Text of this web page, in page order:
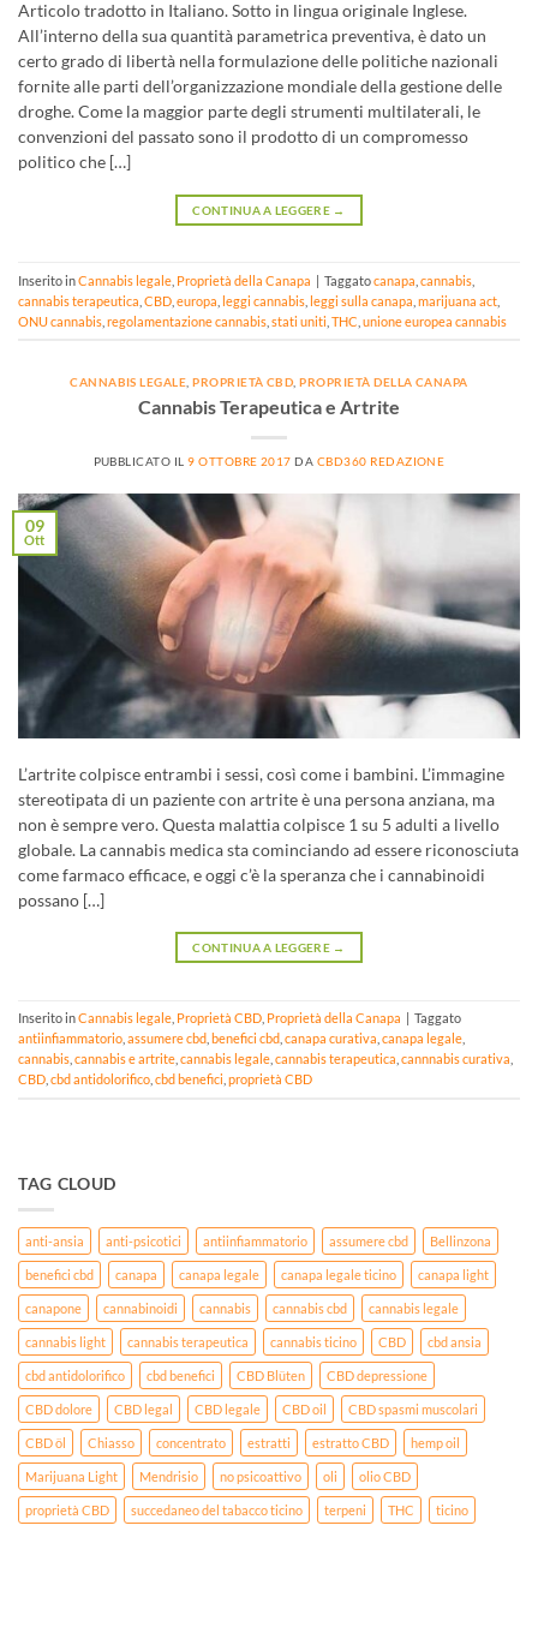
Articolo tradotto in Italiano. Sotto in lingua originale Inglese.
All’interno della sua quantità parametrica preventiva, è dato un
certo grado di libertà nella formulazione delle politiche nazionali
fornite alle parti dell’organizzazione mondiale della gestione delle
droghe. Come la maggior parte degli strumenti multilaterali, le
convenzioni del passato sono il prodotto di un compromesso
politico che […]
CONTINUA A LEGGERE →
Inserito inCannabis legale Proprietà della Canapa | Taggatocanapa cannabis
cannabis terapeutica CBD europa leggi cannabis leggi sulla canapa marijuana act
ONU cannabis regolamentazione cannabis stati uniti THC unione europea cannabis
CANNABIS LEGALE,PROPRIETÀ CBD,PROPRIETÀ DELLA CANAPA
Cannabis Terapeutica e Artrite
PUBBLICATO IL9 OTTOBRE 2017 DA CBD360 REDAZIONE
09
Ott
L’artrite colpisce entrambi i sessi, così come i bambini. L’immagine
stereotipata di un paziente con artrite è una persona anziana, ma
non è sempre vero. Questa malattia colpisce 1 su 5 adulti a livello
globale. La cannabis medica sta cominciando ad essere riconosciuta
come farmaco efficace, e oggi c’è la speranza che i cannabinoidi
possano […]
CONTINUA A LEGGERE →
Inserito inCannabis legale Proprietà CBD Proprietà della Canapa
Taggato
antiinfiammatorio assumere cbd benefici cbd canapa curativa canapa legale
cannabis cannabis e artrite cannabis legale cannabis terapeutica cannnabis curativa
CBD cbd antidolorifico cbd benefici proprietà CBD
TAG CLOUD
anti-ansia anti-psicotici antiinfiammatorio assumere cbd Bellinzona
benefici cbd canapa canapa legale canapa legale ticino canapa light
canapone cannabinoidi cannabis cannabis cbd cannabis legale
cannabis light cannabis terapeutica cannabis ticino CBD cbd ansia
cbd antidolorifico cbd benefici CBD Blüten CBD depressione
CBD dolore CBD legal CBD legale CBD oil CBD spasmi muscolari
CBD öl Chiasso concentrato estratti estratto CBD hemp oil
Marijuana Light Mendrisio no psicoattivo oli olio CBD
proprietà CBD succedaneo del tabacco ticino terpeni THC ticino